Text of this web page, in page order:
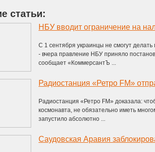
статьи:
НБУ вводит ограничение на
С 1 сентября украинцы не смогут
- вчера правление НБУ приняло
сообщает «КоммерсантЪ ...
Радиостанция «Ретро FM» доказала:
космонавта, не обязательно иметь
запустило абсолютно ...
Саудовская Аравия